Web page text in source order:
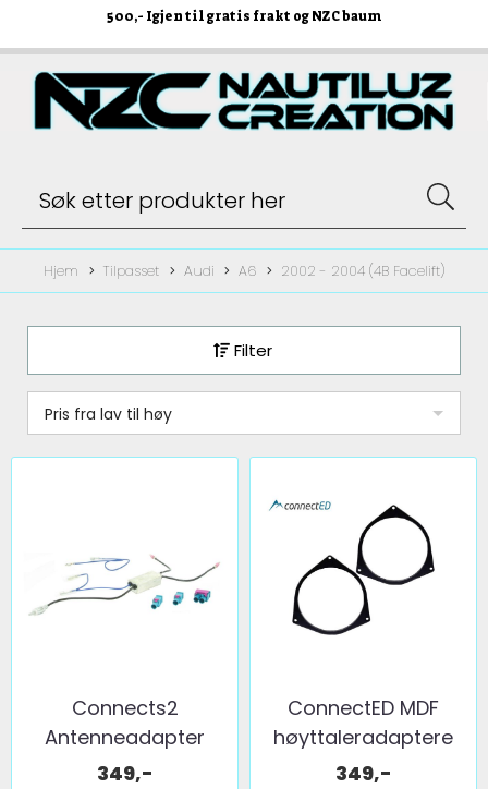
500,- Igjen til gratis frakt og NZC baum
Hjem Tilpasset Audi A6 2002 - 2004 (4B Facelift)
Filter
Pris fra lav til høy
Connects2
Antenneadapter
(FM) 2 x fakra ...
349,-
ConnectED MDF
høyttaleradaptere
(165mm) ...
349,-